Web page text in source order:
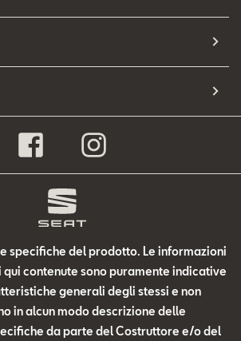
specifiche del prodotto. Le informazioni
contenute sono puramente indicative
generali degli stessi e non
in alcun modo descrizione delle
da parte del Costruttore e/o del